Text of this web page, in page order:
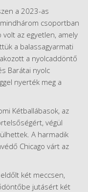
a 2023-as
csoportban
volt az egyetlen, amely
a balassagyarmati
a nyolcaddöntő
Barátai nyolc
nyerték meg a
Kétballábasok, az
végül
A harmadik
Chicago várt az
két meccsen,
jutásért két